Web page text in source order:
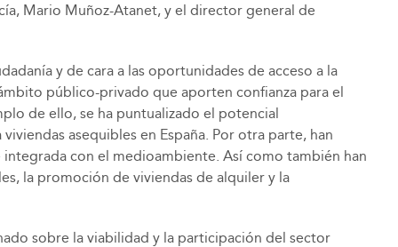
Mario Muñoz-Atanet, y el director general de
y de cara a las oportunidades de acceso a la
público-privado que aporten confianza para el
de ello, se ha puntualizado el potencial
asequibles en España. Por otra parte, han
con el medioambiente. Así como también han
la promoción de viviendas de alquiler y la
sobre la viabilidad y la participación del sector